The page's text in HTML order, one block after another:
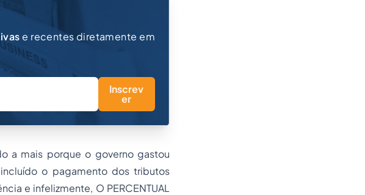
e recentes diretamente em
Inscrev
er
a mais porque o governo gastou
o pagamento dos tributos
e infelizmente, O PERCENTUAL